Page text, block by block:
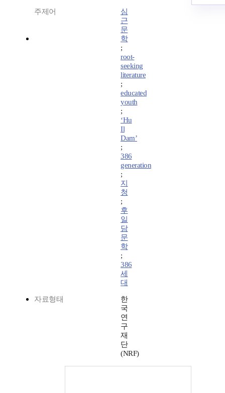
주제어
심
근
문
학
;
root-
seeking
literature
;
educated
youth
;
‘Hu
Il
Dam’
;
386
generation
;
지
청
;
후
일
담
문
학
;
386
세
대
자료형태
한
국
연
구
재
단
(NRF)